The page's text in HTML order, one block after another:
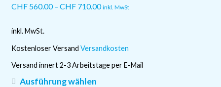
CHF560.00– CHF710.00 inkl. MwSt
inkl. MwSt.
Kostenloser Versand Versandkosten
Versand innert 2-3 Arbeitstage per E-Mail
Ausführung wählenDieses